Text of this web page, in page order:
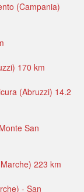
(Campania)
170 km
(Abruzzi) 14.2
San
223 km
- San